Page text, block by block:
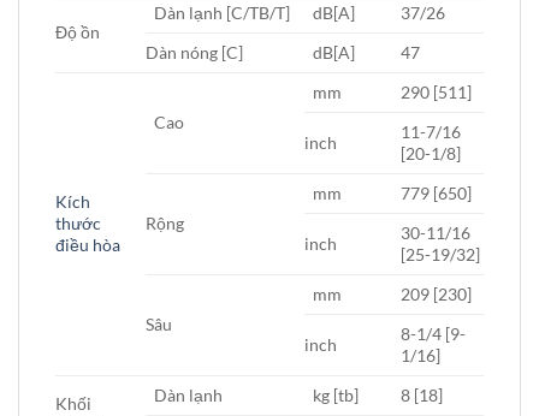
Độ ồn
Dàn lạnh [C/TB/T] dB[A]
37/26
Dàn nóng [C]
dB[A] 47
Kích
thước
điều hòa
Cao
mm 290 [511]
inch
11-7/16
[20-1/8]
Rộng
mm 779 [650]
inch
30-11/16
[25-19/32]
Sâu
mm 209 [230]
inch
8-1/4 [9-
1/16]
Khối
Dàn lạnh kg [tb]
8 [18]